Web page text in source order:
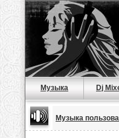
Музыка Dj
Музыка